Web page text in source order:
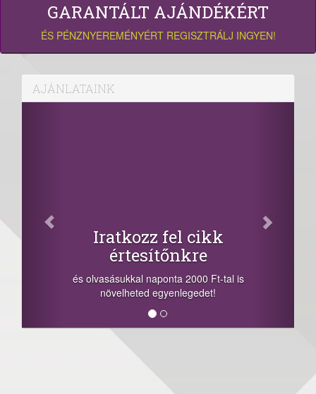
GARANTÁLT AJÁNDÉKÉRT
ÉS PÉNZNYEREMÉNYÉRT REGISZTRÁLJ INGYEN!
AJÁNLATAINK
Iratkozz fel cikk
értesítőnkre
és olvasásukkal naponta 2000 Ft-tal is
növelheted egyenlegedet!